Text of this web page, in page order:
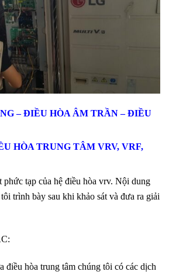
– ĐIỀU HÒA ÂM TRẦN – ĐIỀU
HÒA TRUNG TÂM VRV, VRF,
phức tạp của hệ điều hòa vrv. Nội dung
trình bày sau khi khảo sát và đưa ra giải
điều hòa trung tâm chúng tôi có các dịch